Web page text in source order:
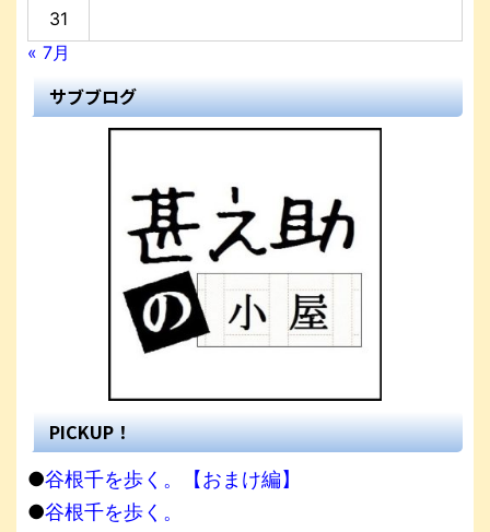
31
« 7月
サブブログ
PICKUP！
●谷根千を歩く。【おまけ編】
●谷根千を歩く。